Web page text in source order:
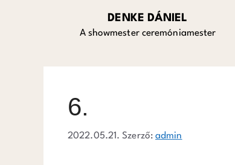
DENKE DÁNIEL
A showmester ceremóniamester
6.
2022.05.21. Szerző:admin